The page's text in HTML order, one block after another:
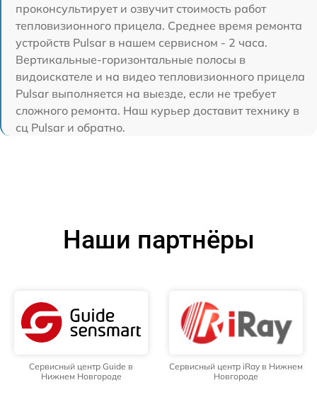
проконсультирует и озвучит стоимость работ
тепловизионного прицела. Среднее время ремонта
устройств Pulsar в нашем сервисном - 2 часа.
Вертикальные-горизонтальные полосы в
видоискателе и на видео тепловизионного прицела
Pulsar выполняется на выезде, если не требует
сложного ремонта. Наш курьер доставит технику в
сц Pulsar и обратно.
Наши партнёры
Сервисный центр Guide в
Нижнем Новгороде
Сервисный центр iRay в Нижнем
Новгороде